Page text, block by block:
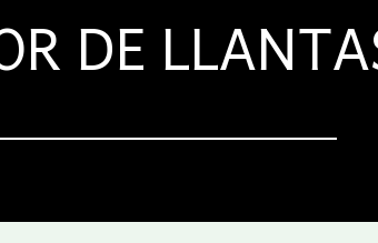
DE